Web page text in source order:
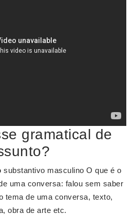
gramatical de
substantivo masculino O que é o
uma conversa: falou sem saber
tema de uma conversa, texto,
obra de arte etc.